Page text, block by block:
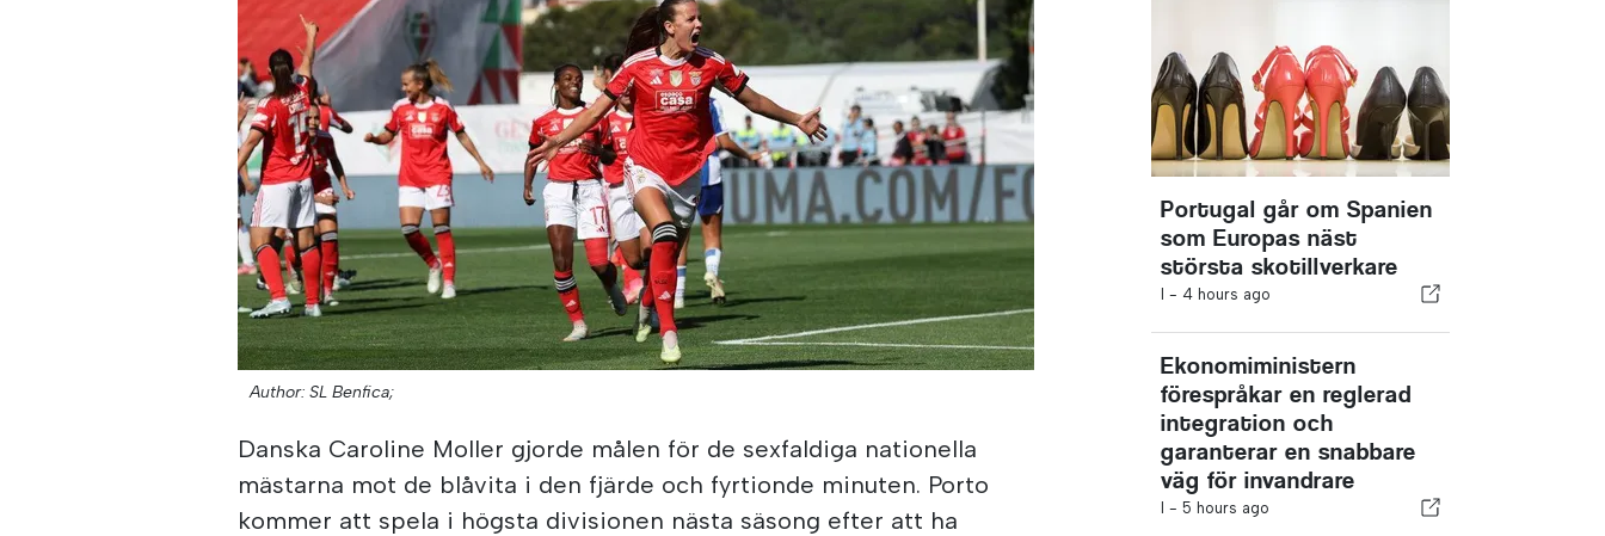
Author: SL Benfica;
Danska Caroline Moller gjorde målen för de sexfaldiga nationella
mästarna mot de blåvita i den fjärde och fyrtionde minuten. Porto
kommer att spela i högsta divisionen nästa säsong efter att ha
Portugal går om Spanien
som Europas näst
största skotillverkare
I - 4 hours ago
Ekonomiministern
förespråkar en reglerad
integration och
garanterar en snabbare
väg för invandrare
I - 5 hours ago